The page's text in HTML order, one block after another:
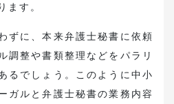
ます。
ずに、本来弁護士秘書に依頼
調整や書類整理などをパラリ
るでしょう。このように中小
ガルと弁護士秘書の業務内容